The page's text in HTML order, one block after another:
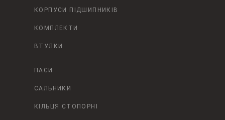
КОРПУСИ ПІДШИПНИКІВ
КОМПЛЕКТИ
ВТУЛКИ
ПАСИ
САЛЬНИКИ
КІЛЬЦЯ СТОПОРНІ